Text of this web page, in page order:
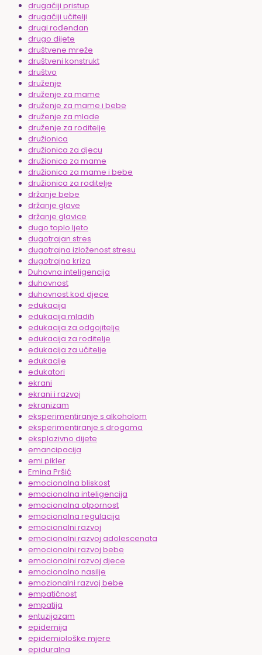
drugačiji pristup
drugačiji učitelji
drugi rođendan
drugo dijete
društvene mreže
društveni konstrukt
društvo
druženje
druženje za mame
druženje za mame i bebe
druženje za mlade
druženje za roditelje
družionica
družionica za djecu
družionica za mame
družionica za mame i bebe
družionica za roditelje
držanje bebe
držanje glave
držanje glavice
dugo toplo ljeto
dugotrajan stres
dugotrajna izloženost stresu
dugotrajna kriza
Duhovna inteligencija
duhovnost
duhovnost kod djece
edukacija
edukacija mladih
edukacija za odgojitelje
edukacija za roditelje
edukacija za učitelje
edukacije
edukatori
ekrani
ekrani i razvoj
ekranizam
eksperimentiranje s alkoholom
eksperimentiranje s drogama
eksplozivno dijete
emancipacija
emi pikler
Emina Pršić
emocionalna bliskost
emocionalna inteligencija
emocionalna otpornost
emocionalna regulacija
emocionalni razvoj
emocionalni razvoj adolescenata
emocionalni razvoj bebe
emocionalni razvoj djece
emocionalno nasilje
emozionalni razvoj bebe
empatičnost
empatija
entuzijazam
epidemija
epidemiološke mjere
epiduralna